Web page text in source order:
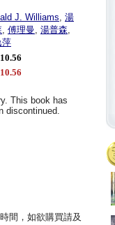
J. Williams, 湯
, 傅理曼, 湯普森,
萍
This book has
discontinued.
間，如欲購買請及